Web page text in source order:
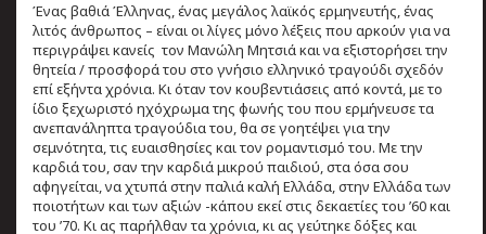
Ένας βαθιά Έλληνας, ένας μεγάλος λαϊκός ερμηνευτής, ένας
λιτός άνθρωπος – είναι οι λίγες μόνο λέξεις που αρκούν για να
περιγράψει κανείς τον Μανώλη Μητσιά και να εξιστορήσει την
θητεία / προσφορά του στο γνήσιο ελληνικό τραγούδι σχεδόν
επί εξήντα χρόνια. Κι όταν τον κουβεντιάσεις από κοντά, με το
ίδιο ξεχωριστό ηχόχρωμα της φωνής του που ερμήνευσε τα
ανεπανάληπτα τραγούδια του, θα σε γοητέψει για την
σεμνότητα, τις ευαισθησίες και τον ρομαντισμό του. Με την
καρδιά του, σαν την καρδιά μικρού παιδιού, στα όσα σου
αφηγείται, να χτυπά στην παλιά καλή Ελλάδα, στην Ελλάδα των
ποιοτήτων και των αξιών -κάπου εκεί στις δεκαετίες του ’60 και
του ’70. Κι ας παρήλθαν τα χρόνια, κι ας γεύτηκε δόξες και